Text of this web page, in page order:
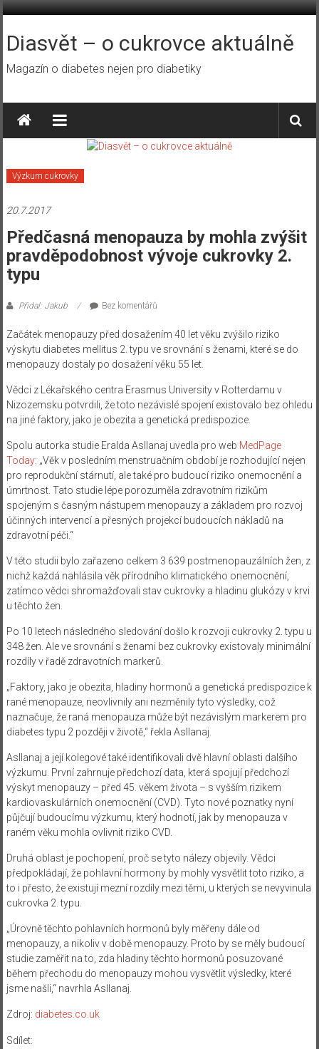
Přeskočit
obsah
Diasvět – o cukrovce aktuálně
Magazín o diabetes nejen pro diabetiky
Výzkum cukrovky
20.7.2017
Předčasná menopauza by mohla zvýšit
pravděpodobnost vývoje cukrovky 2.
typu
Přidal: Jakub Bez komentářů
Začátek menopauzy před dosažením 40 let věku zvýšilo riziko
výskytu diabetes mellitus 2. typu ve srovnání s ženami, které se do
menopauzy dostaly po dosažení věku 55 let.
Vědci z Lékařského centra Erasmus University v Rotterdamu v
Nizozemsku potvrdili, že toto nezávislé spojení existovalo bez ohledu
na jiné faktory, jako je obezita a genetická predispozice.
Spolu autorka studie Eralda Asllanaj uvedla pro web MedPage
Today: „Věk v posledním menstruačním období je rozhodující nejen
pro reprodukční stárnutí, ale také pro budoucí riziko onemocnění a
úmrtnost. Tato studie lépe porozuměla zdravotním rizikům
spojeným s časným nástupem menopauzy a základem pro rozvoj
účinných intervencí a přesných projekcí budoucích nákladů na
zdravotní péči.“
V této studii bylo zařazeno celkem 3 639 postmenopauzálních žen, z
nichž každá nahlásila věk přírodního klimatického onemocnění,
zatímco vědci shromažďovali stav cukrovky a hladinu glukózy v krvi
u těchto žen.
Po 10 letech následného sledování došlo k rozvoji cukrovky 2. typu u
348 žen. Ale ve srovnání s ženami bez cukrovky existovaly minimální
rozdíly v řadě zdravotních markerů.
„Faktory, jako je obezita, hladiny hormonů a genetická predispozice k
rané menopauze, neovlivnily ani nezměnily tyto výsledky, což
naznačuje, že raná menopauza může být nezávislým markerem pro
diabetes typu 2 později v životě,“ řekla Asllanaj.
Asllanaj a její kolegové také identifikovali dvě hlavní oblasti dalšího
výzkumu. První zahrnuje předchozí data, která spojují předchozí
výskyt menopauzy – před 45. věkem života – s vyšším rizikem
kardiovaskulárních onemocnění (CVD). Tyto nové poznatky nyní
půjčují budoucímu výzkumu, který hodnotí, jak by menopauza v
raném věku mohla ovlivnit riziko CVD.
Druhá oblast je pochopení, proč se tyto nálezy objevily. Vědci
předpokládají, že pohlavní hormony by mohly vysvětlit toto riziko, a
to i přesto, že existují mezní rozdíly mezi těmi, u kterých se nevyvinula
cukrovka 2. typu.
„Úrovně těchto pohlavních hormonů byly měřeny dále od
menopauzy, a nikoliv v době menopauzy. Proto by se měly budoucí
studie zaměřit na to, zda hladiny těchto hormonů posuzované
během přechodu do menopauzy mohou vysvětlit výsledky, které
jsme našli,“ navrhla Asllanaj.
Zdroj: diabetes.co.uk
Sdílet: